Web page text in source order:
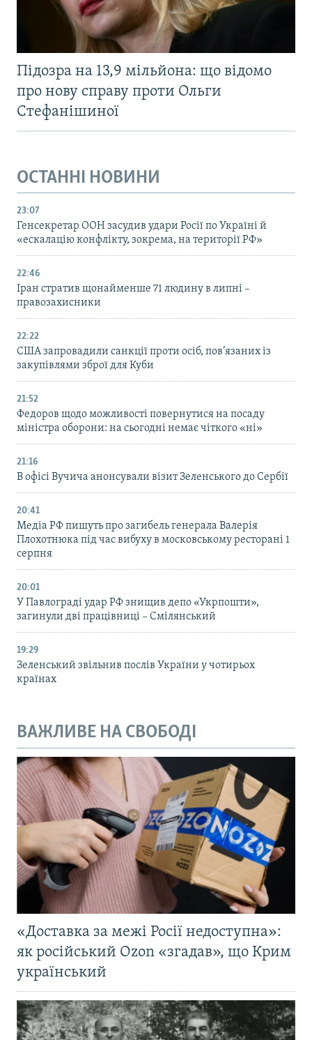
Підозра на 13,9 мільйона: що відомо
про нову справу проти Ольги
Стефанішиної
ОСТАННІ НОВИНИ
23:07
Генсекретар ООН засудив удари Росії по Україні й
«ескалацію конфлікту, зокрема, на території РФ»
22:46
Іран стратив щонайменше 71 людину в липні –
правозахисники
22:22
США запровадили санкції проти осіб, пов’язаних із
закупівлями зброї для Куби
21:52
Федоров щодо можливості повернутися на посаду
міністра оборони: на сьогодні немає чіткого «ні»
21:16
В офісі Вучича анонсували візит Зеленського до Сербії
20:41
Медіа РФ пишуть про загибель генерала Валерія
Плохотнюка під час вибуху в московському ресторані 1
серпня
20:01
У Павлограді удар РФ знищив депо «Укрпошти»,
загинули дві працівниці – Смілянський
19:29
Зеленський звільнив послів України у чотирьох
країнах
ВАЖЛИВЕ НА СВОБОДІ
«Доставка за межі Росії недоступна»:
як російський Ozon «згадав», що Крим
український